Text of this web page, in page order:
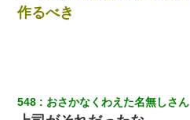
作るべき
548 おさかなくわえた名無しさん